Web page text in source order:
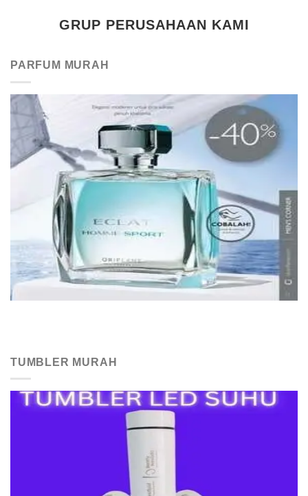
GRUP PERUSAHAAN KAMI
PARFUM MURAH
TUMBLER MURAH